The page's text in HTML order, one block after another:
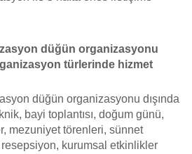
düğün organizasyonu
türlerinde hizmet
düğün organizasyonu dışında
bayi toplantısı, doğum günü,
mezuniyet törenleri, sünnet
kurumsal etkinlikler